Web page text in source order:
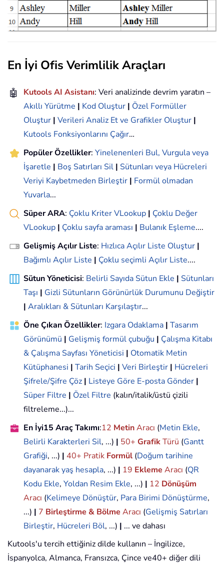
En İyi Ofis Verimlilik Araçları
🤖 Kutools AI Asistanı: Veri analizinde devrim yaratın –
Akıllı Yürütme | Kod Oluştur | Özel Formüller
Oluştur | Verileri Analiz Et ve Grafikler Oluştur |
Kutools Fonksiyonlarını Çağır…
Popüler Özellikler: Yinelenenleri Bul, Vurgula veya
İşaretle | Boş Satırları Sil | Sütunları veya Hücreleri
Veriyi Kaybetmeden Birleştir | Formül olmadan
Yuvarla...
Süper ARA: Çoklu Kriter VLookup | Çoklu Değer
VLookup | Çoklu sayfa araması | Bulanık Eşleme....
Gelişmiş Açılır Liste: Hızlıca Açılır Liste Oluştur |
Bağımlı Açılır Liste | Çoklu seçimli Açılır Liste....
Sütun Yöneticisi: Belirli Sayıda Sütun Ekle | Sütunları
Taşı | Gizli Sütunların Görünürlük Durumunu Değiştir
| Aralıkları & Sütunları Karşılaştır...
Öne Çıkan Özellikler: Izgara Odaklama | Tasarım
Görünümü | Gelişmiş formül çubuğu | Çalışma Kitabı
& Çalışma Sayfası Yöneticisi | Otomatik Metin
Kütüphanesi | Tarih Seçici | Veri Birleştir | Hücreleri
Şifrele/Şifre Çöz | Listeye Göre E-posta Gönder |
Süper Filtre | Özel Filtre (kalın/italik/üstü çizili
filtreleme...)...
En İyi15 Araç Takımı:12 MetinAracı (Metin Ekle,
Belirli Karakterleri Sil, ...) | 50+ GrafikTürü (Gantt
Grafiği, ...) | 40+ Pratik Formül (Doğum tarihine
dayanarak yaş hesapla, ...) | 19 Ekleme Aracı (QR
Kodu Ekle, Yoldan Resim Ekle, ...) | 12 Dönüşüm
Aracı (Kelimeye Dönüştür, Para Birimi Dönüştürme,
...) | 7 Birleştirme & Bölme Aracı (Gelişmiş Satırları
Birleştir, Hücreleri Böl, ...) | ... ve dahası
Kutools'u tercih ettiğiniz dilde kullanın – İngilizce,
İspanyolca, Almanca, Fransızca, Çince ve40+ diğer dili